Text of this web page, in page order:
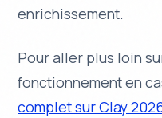
enrichissement.
Pour aller plus loin
fonctionnement en
complet sur Clay